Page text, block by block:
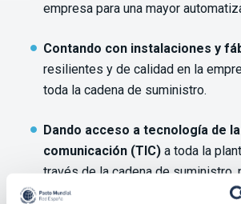
empresa para una mayor
Contando con instalaciones y
resilientes y de calidad en la
toda la cadena de suministro.
Dando acceso a tecnología de
comunicación (TIC) a toda la
través de la cadena de suministro,
comunicación fluida en toda la